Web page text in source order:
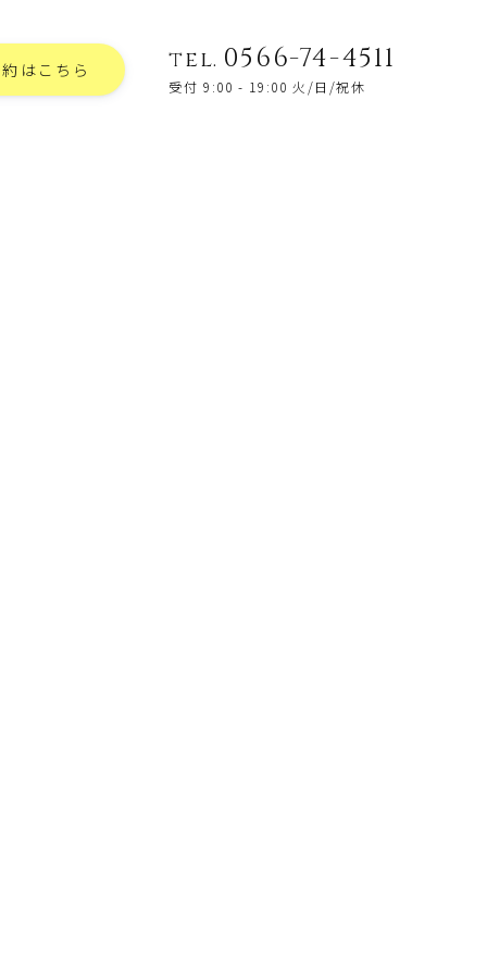
はこちら tel. 0566-74-4511
受付 9:00 - 19:00 火/日/祝休